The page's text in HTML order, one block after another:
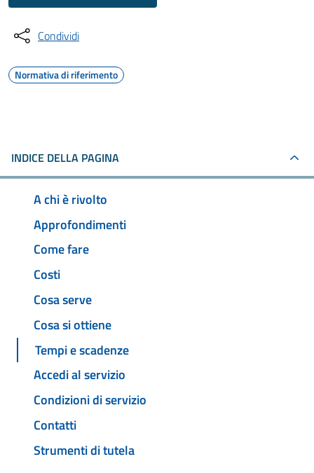
Condividi
Normativa di riferimento
INDICE DELLA PAGINA
A chi è rivolto
Approfondimenti
Come fare
Costi
Cosa serve
Cosa si ottiene
Tempi e scadenze
Accedi al servizio
Condizioni di servizio
Contatti
Strumenti di tutela